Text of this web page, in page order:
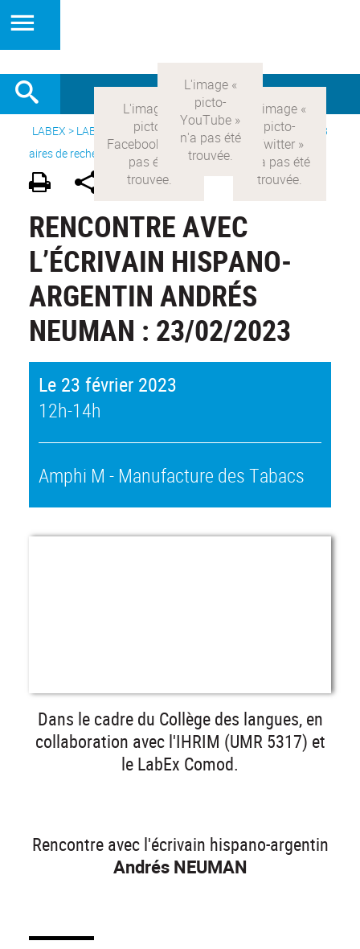
LABEX > LABEX COMOD> Version française > Recherche >
8
aires de recherche> Modernités hispaniques
RENCONTRE AVEC
L’ÉCRIVAIN HISPANO-
ARGENTIN ANDRÉS
NEUMAN : 23/02/2023
Le 23 février 2023
12h-14h
Amphi M - Manufacture des Tabacs
Dans le cadre du Collège des langues, en
collaboration avec l'IHRIM (UMR 5317) et
le LabEx Comod.
Rencontre avec l'écrivain hispano-argentin
Andrés NEUMAN